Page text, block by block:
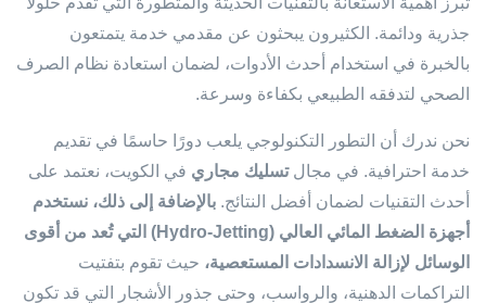
جذرية ودائمة. الكثيرون يبحثون عن مقدمي خدمة يتمتعون
بالخبرة في استخدام أحدث الأدوات، لضمان استعادة نظام الصرف
الصحي لتدفقه الطبيعي بكفاءة وسرعة.
نحن ندرك أن التطور التكنولوجي يلعب دورًا حاسمًا في تقديم
خدمة احترافية. في مجالتسليك مجاري في الكويت، نعتمد على
أحدث التقنيات لضمان أفضل النتائج. بالإضافة إلى ذلك، نستخدم
أجهزة الضغط المائي العالي (Hydro-Jetting) التي تُعد من أقوى
الوسائل لإزالة الانسدادات المستعصية، حيث تقوم بتفتيت
التراكمات الدهنية، والرواسب، وحتى جذور الأشجار التي قد تكون